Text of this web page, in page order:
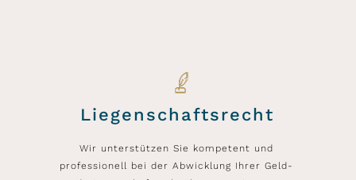
Liegenschaftsrecht
Wir unterstützen Sie kompetent und
professionell bei der Abwicklung Ihrer Geld-